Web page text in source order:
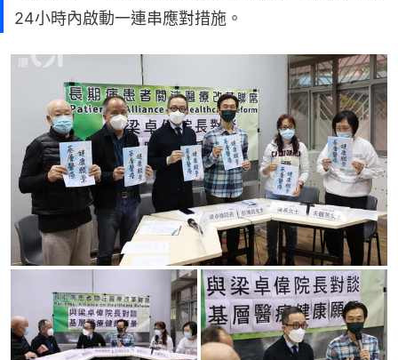
24小時內啟動一連串應對措施。